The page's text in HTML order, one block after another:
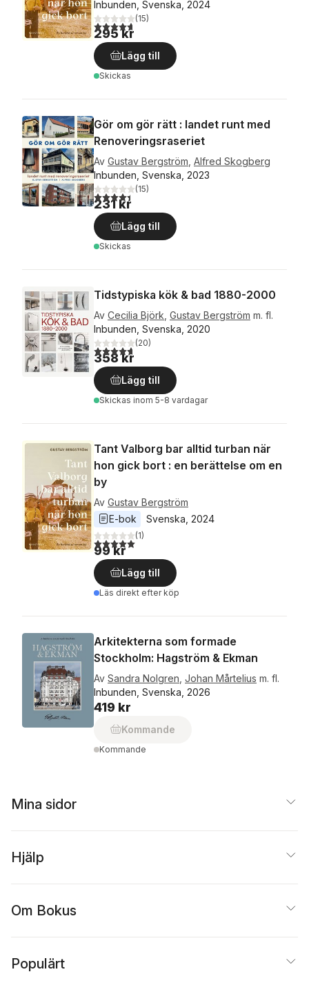
Inbunden, Svenska, 2024
4,7utav 5 stjärnor. Totalt antal röster:
(15)
295 kr
Lägg till
Skickas
Gör om gör rätt : landet runt med
Renoveringsraseriet
Av Gustav Bergström Alfred Skogberg
Inbunden, Svenska, 2023
4,4utav 5 stjärnor. Totalt antal röster:
(15)
231 kr
Lägg till
Skickas
Tidstypiska kök & bad 1880-2000
Av Cecilia Björk Gustav Bergström m. fl.
Inbunden, Svenska, 2020
4,7utav 5 stjärnor. Totalt antal röster:
(20)
358 kr
Lägg till
Skickas inom 5-8 vardagar
Tant Valborg bar alltid turban när
hon gick bort : en berättelse om en
by
Av Gustav Bergström
E-bok
Svenska 2024
5,0utav 5 stjärnor. Totalt antal röster:
(1)
99 kr
Lägg till
Läs direkt efter köp
Arkitekterna som formade
Stockholm: Hagström & Ekman
Av Sandra Nolgren Johan Mårtelius m. fl.
Inbunden, Svenska, 2026
419 kr
Kommande
Kommande
Mina sidor
Hjälp
Om Bokus
Populärt